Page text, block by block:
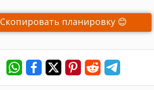
Скопировать планировку 😊